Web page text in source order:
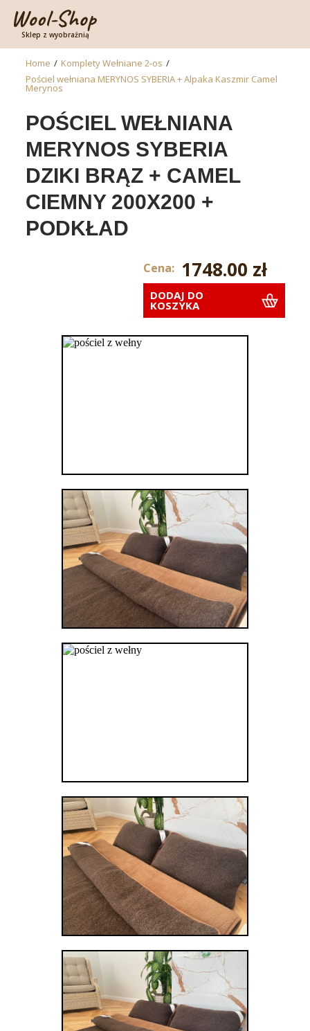
Sklep z wyobraźnią
Home / Komplety Wełniane 2-os /
Pościel wełniana MERYNOS SYBERIA + Alpaka Kaszmir Camel
Merynos
POŚCIEL WEŁNIANA
MERYNOS SYBERIA
DZIKI BRĄZ + CAMEL
CIEMNY 200X200 +
PODKŁAD
Cena: 1748.00 zł
DODAJ DO
KOSZYKA